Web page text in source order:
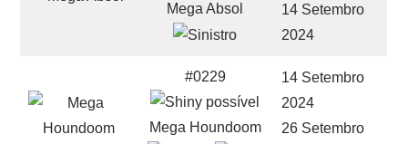
Mega Absol
14 Setembro
2024
#0229
Mega Houndoom
14 Setembro
2024
26 Setembro